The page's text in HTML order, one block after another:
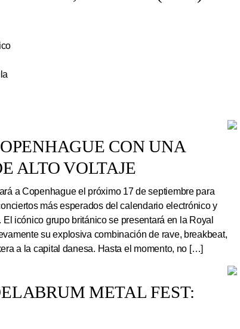
CON UNA
ALTO VOLTAJE
a Copenhague el próximo 17 de septiembre para
más esperados del calendario electrónico y
icónico grupo británico se presentará en la Royal
su explosiva combinación de rave, breakbeat,
a la capital danesa. Hasta el momento, no […]
METAL FEST: